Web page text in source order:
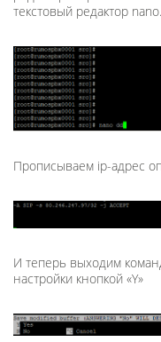
текстовый редактор nano.
Прописываем ip-адрес
И теперь выходим
настройки кнопкой «Y»